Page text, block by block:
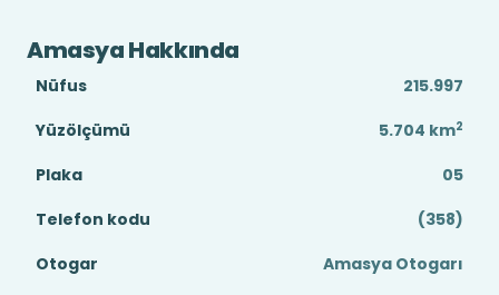
Amasya Hakkında
Nüfus
215.997
Yüzölçümü
5.704 km2
Plaka
05
Telefon kodu
(358)
Otogar
Amasya Otogarı